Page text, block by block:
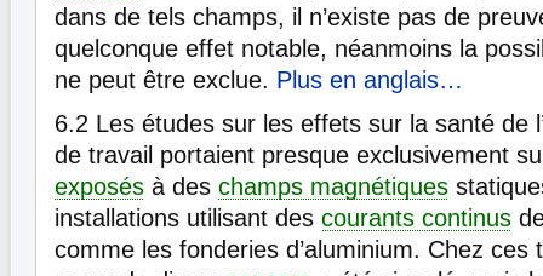
dans de tels champs, il n’existe pas de
quelconque effet notable, néanmoins la
ne peut être exclue. Plus en anglais…
6.2 Les études sur les effets sur la santé de
de travail portaient presque exclusivement
exposés à des champs magnétiques
installations utilisant des courants continus
comme les fonderies d’aluminium. Chez ces